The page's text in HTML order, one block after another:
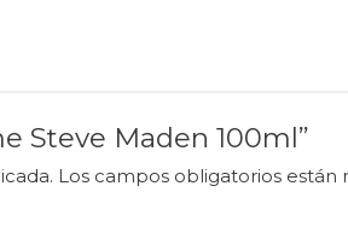
Steve Maden 100ml”
Los campos obligatorios están